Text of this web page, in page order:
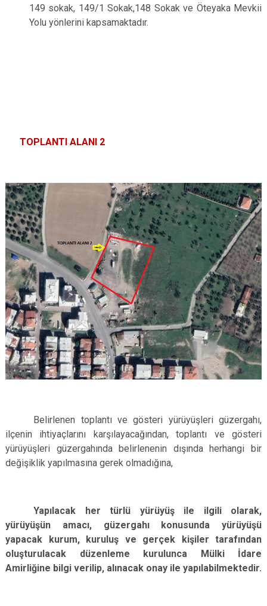
149 sokak, 149/1 Sokak,148 Sokak ve Öteyaka Mevkii
Yolu yönlerini kapsamaktadır.
TOPLANTI ALANI 2
Belirlenen toplantı ve gösteri yürüyüşleri güzergahı,
ilçenin ihtiyaçlarını karşılayacağından, toplantı ve gösteri
yürüyüşleri güzergahında belirlenenin dışında herhangi bir
değişiklik yapılmasına gerek olmadığına,
Yapılacak her türlü yürüyüş ile ilgili olarak,
yürüyüşün amacı, güzergahı konusunda yürüyüşü
yapacak kurum, kuruluş ve gerçek kişiler tarafından
oluşturulacak düzenleme kurulunca Mülki İdare
Amirliğine bilgi verilip, alınacak onay ile yapılabilmektedir.